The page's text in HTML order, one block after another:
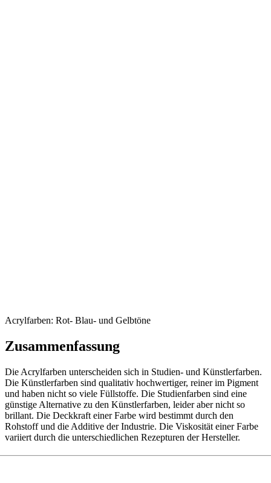
Acrylfarben: Rot- Blau- und Gelbtöne
Zusammenfassung
Die Acrylfarben unterscheiden sich in Studien- und Künstlerfarben.
Die Künstlerfarben sind qualitativ hochwertiger, reiner im Pigment
und haben nicht so viele Füllstoffe. Die Studienfarben sind eine
günstige Alternative zu den Künstlerfarben, leider aber nicht so
brillant. Die Deckkraft einer Farbe wird bestimmt durch den
Rohstoff und die Additive der Industrie. Die Viskosität einer Farbe
variiert durch die unterschiedlichen Rezepturen der Hersteller.